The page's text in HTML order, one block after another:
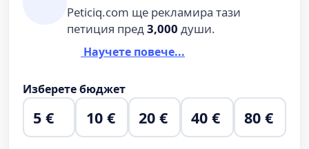
Peticiq.com ще рекламира тази
петиция пред3,000 души.
Научете повече...
Изберете бюджет
5 € 10 € 20 € 40 € 80 €